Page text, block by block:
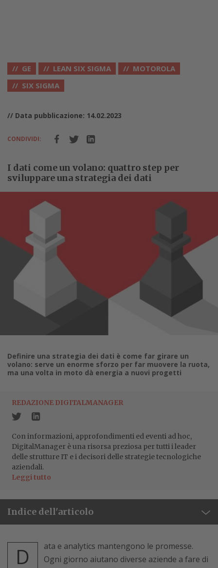
GE LEAN SIX SIGMA
MOTOROLA
SIX SIGMA
// Data pubblicazione: 14.02.2023
CONDIVIDI:
I dati come un volano: quattro step per
sviluppare una strategia dei dati
Definire una strategia dei dati è come far girare un
volano: serve un enorme sforzo per far muovere la ruota,
ma una volta in moto dà energia a nuovi progetti
REDAZIONE DIGITALMANAGER
Con informazioni, approfondimenti ed eventi ad hoc,
DigitalManager è una risorsa preziosa per tutti i leader
delle strutture IT e i decisori delle strategie tecnologiche
aziendali.
Leggi tutto
Indice dell'articolo
D
ata e analytics mantengono le promesse.
Ogni giorno aiutano diverse aziende a fare di